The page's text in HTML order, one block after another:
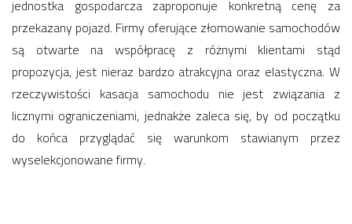
jednostka gospodarcza zaproponuje konkretną cenę za
przekazany pojazd. Firmy oferujące złomowanie samochodów
są otwarte na współpracę z różnymi klientami stąd
propozycja, jest nieraz bardzo atrakcyjna oraz elastyczna. W
rzeczywistości kasacja samochodu nie jest związania z
licznymi ograniczeniami, jednakże zaleca się, by od początku
do końca przyglądać się warunkom stawianym przez
wyselekcjonowane firmy.